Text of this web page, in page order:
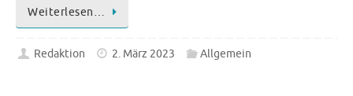
Weiterlesen…
Redaktion 2. März 2023 Allgemein